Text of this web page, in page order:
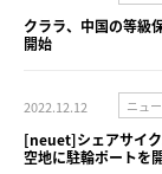
クララ、中国の等級
開始
2022.12.12 ニュ
[neuet]シェアサイク
空地に駐輪ポートを